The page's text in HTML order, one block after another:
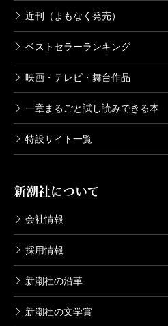
近刊（まもなく発売）
ベストセラーランキング
映画・テレビ・舞台作品
一章まるごと試し読みできる本
特設サイト一覧
新潮社について
会社情報
採用情報
新潮社の沿革
新潮社の文学賞